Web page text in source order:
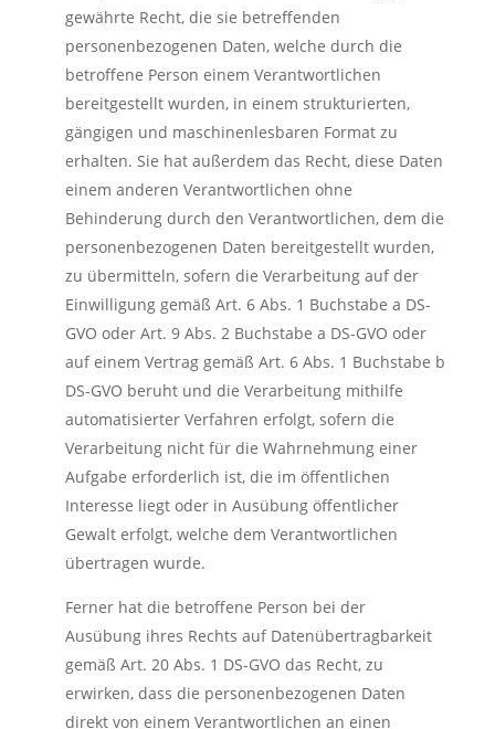
gewährte Recht, die sie betreffenden
personenbezogenen Daten, welche durch die
betroffene Person einem Verantwortlichen
bereitgestellt wurden, in einem strukturierten,
gängigen und maschinenlesbaren Format zu
erhalten. Sie hat außerdem das Recht, diese Daten
einem anderen Verantwortlichen ohne
Behinderung durch den Verantwortlichen, dem die
personenbezogenen Daten bereitgestellt wurden,
zu übermitteln, sofern die Verarbeitung auf der
Einwilligung gemäß Art. 6 Abs. 1 Buchstabe a DS-
GVO oder Art. 9 Abs. 2 Buchstabe a DS-GVO oder
auf einem Vertrag gemäß Art. 6 Abs. 1 Buchstabe b
DS-GVO beruht und die Verarbeitung mithilfe
automatisierter Verfahren erfolgt, sofern die
Verarbeitung nicht für die Wahrnehmung einer
Aufgabe erforderlich ist, die im öffentlichen
Interesse liegt oder in Ausübung öffentlicher
Gewalt erfolgt, welche dem Verantwortlichen
übertragen wurde.
Ferner hat die betroffene Person bei der
Ausübung ihres Rechts auf Datenübertragbarkeit
gemäß Art. 20 Abs. 1 DS-GVO das Recht, zu
erwirken, dass die personenbezogenen Daten
direkt von einem Verantwortlichen an einen